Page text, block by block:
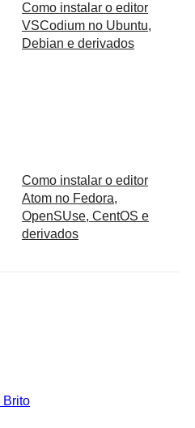
Como instalar o editor
VSCodium no Ubuntu,
Debian e derivados
Como instalar o editor
Atom no Fedora,
OpenSUse, CentOS e
derivados
Brito